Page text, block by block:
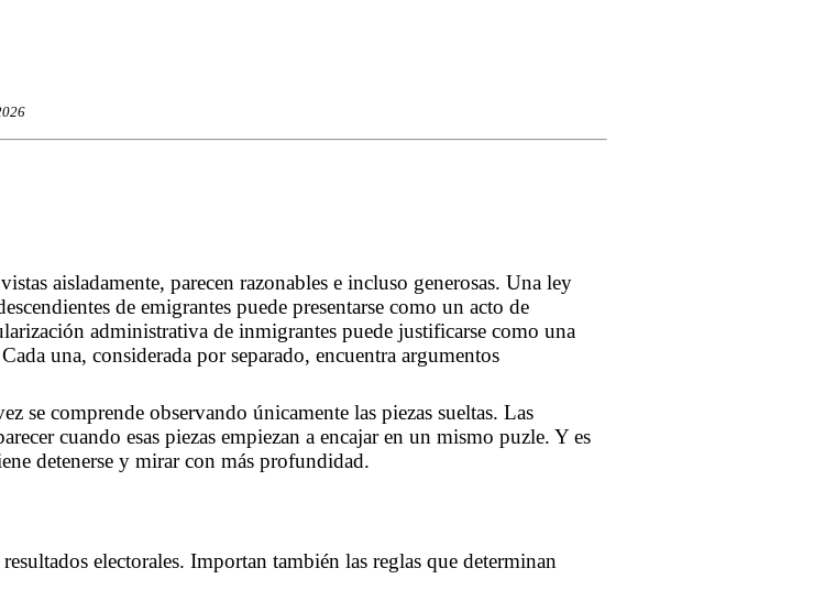
aisladamente, parecen razonables e incluso generosas. Una ley
de emigrantes puede presentarse como un acto de
administrativa de inmigrantes puede justificarse como una
una, considerada por separado, encuentra argumentos
se comprende observando únicamente las piezas sueltas. Las
cuando esas piezas empiezan a encajar en un mismo puzle. Y es
detenerse y mirar con más profundidad.
electorales. Importan también las reglas que determinan